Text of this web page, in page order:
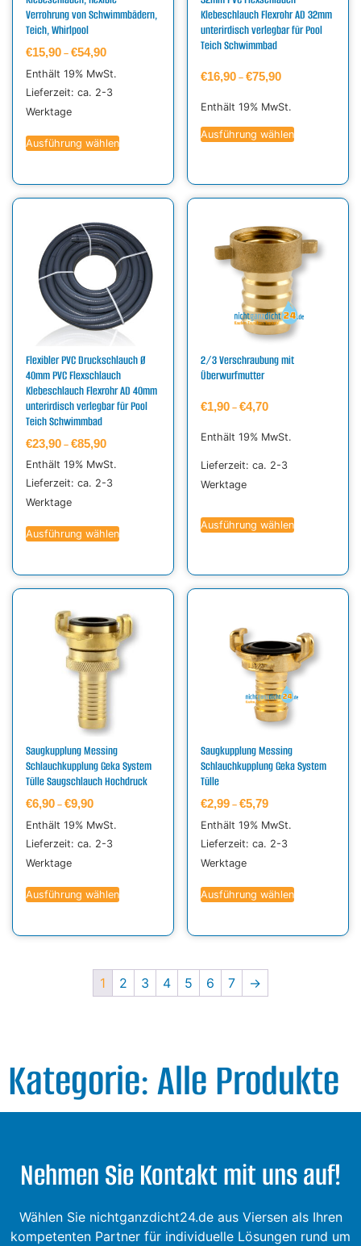
Verrohrung von Schwimmbädern,
Teich, Whirlpool
€15,90 – €54,90
Enthält 19% MwSt.
Lieferzeit: ca. 2-3
Werktage
Ausführung wählen
Klebeschlauch Flexrohr AD 32mm
unterirdisch verlegbar für Pool
Teich Schwimmbad
€16,90 – €75,90
Enthält 19% MwSt.
Ausführung wählen
Flexibler PVC Druckschlauch Ø
40mm PVC Flexschlauch
Klebeschlauch Flexrohr AD 40mm
unterirdisch verlegbar für Pool
Teich Schwimmbad
€23,90 – €85,90
Enthält 19% MwSt.
Lieferzeit: ca. 2-3
Werktage
Ausführung wählen
2/3 Verschraubung mit
Überwurfmutter
€1,90 – €4,70
Enthält 19% MwSt.
Lieferzeit: ca. 2-3
Werktage
Ausführung wählen
Saugkupplung Messing
Schlauchkupplung Geka System
Tülle Saugschlauch Hochdruck
€6,90 – €9,90
Enthält 19% MwSt.
Lieferzeit: ca. 2-3
Werktage
Ausführung wählen
Saugkupplung Messing
Schlauchkupplung Geka System
Tülle
€2,99 – €5,79
Enthält 19% MwSt.
Lieferzeit: ca. 2-3
Werktage
Ausführung wählen
1 2 3 4 5 6 7 →
Kategorie: Alle Produkte
Nehmen Sie Kontakt mit uns auf!
Wählen Sie nichtganzdicht24.de aus Viersen als Ihren
kompetenten Partner für individuelle Lösungen rund um